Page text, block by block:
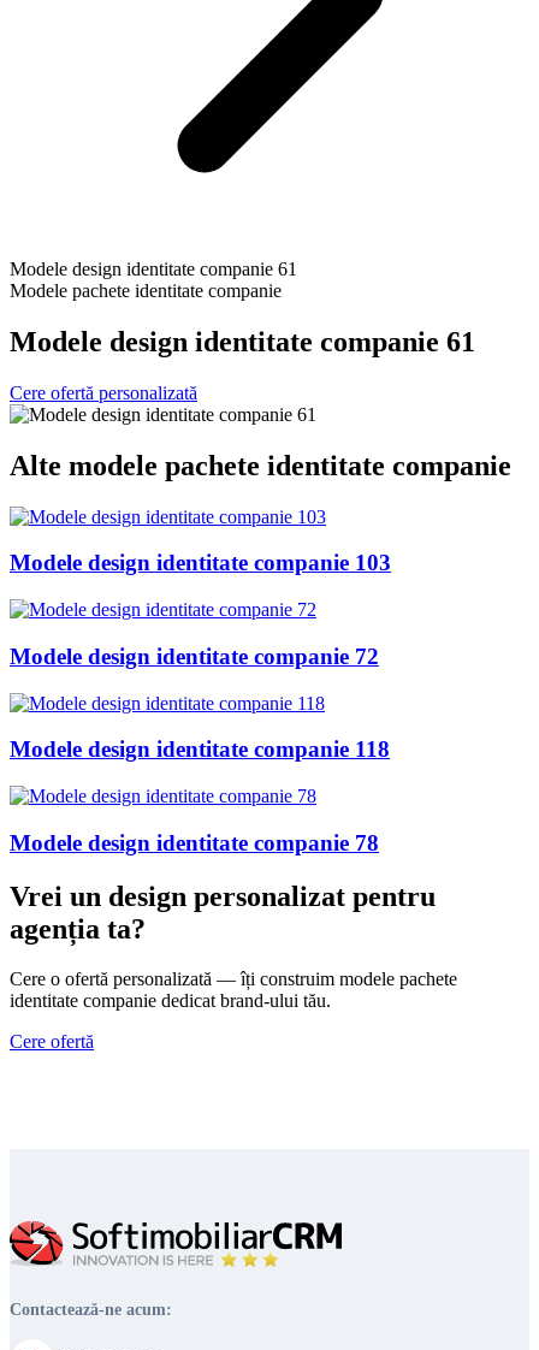
Modele design identitate companie 61
Modele pachete identitate companie
Modele design identitate companie 61
Cere ofertă personalizată
Alte modele pachete identitate companie
Modele design identitate companie 103
Modele design identitate companie 72
Modele design identitate companie 118
Modele design identitate companie 78
Vrei un design personalizat pentru
agenția ta?
Cere o ofertă personalizată — îți construim modele pachete
identitate companie dedicat brand-ului tău.
Cere ofertă
Contactează-ne acum: